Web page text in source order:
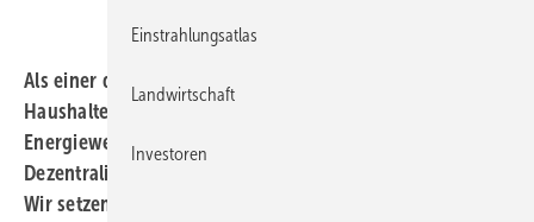
Als einer der führenden Energieanbieter wollen wir alle
Haushalte in Deutschland bei ihrer eigenen
Energiewende bestmöglich unterstützen und so die
Dezentralisierung der Energieversorgung vorantreiben.
Wir setzen dabei auf ein breites Netzwerk lokaler E.ON-
Einstrahlungsatlas
Landwirtschaft
Investoren